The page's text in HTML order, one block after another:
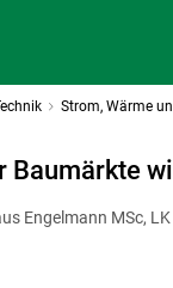
Strom, Wärme
Baumärkte
Engelmann MSc, LK